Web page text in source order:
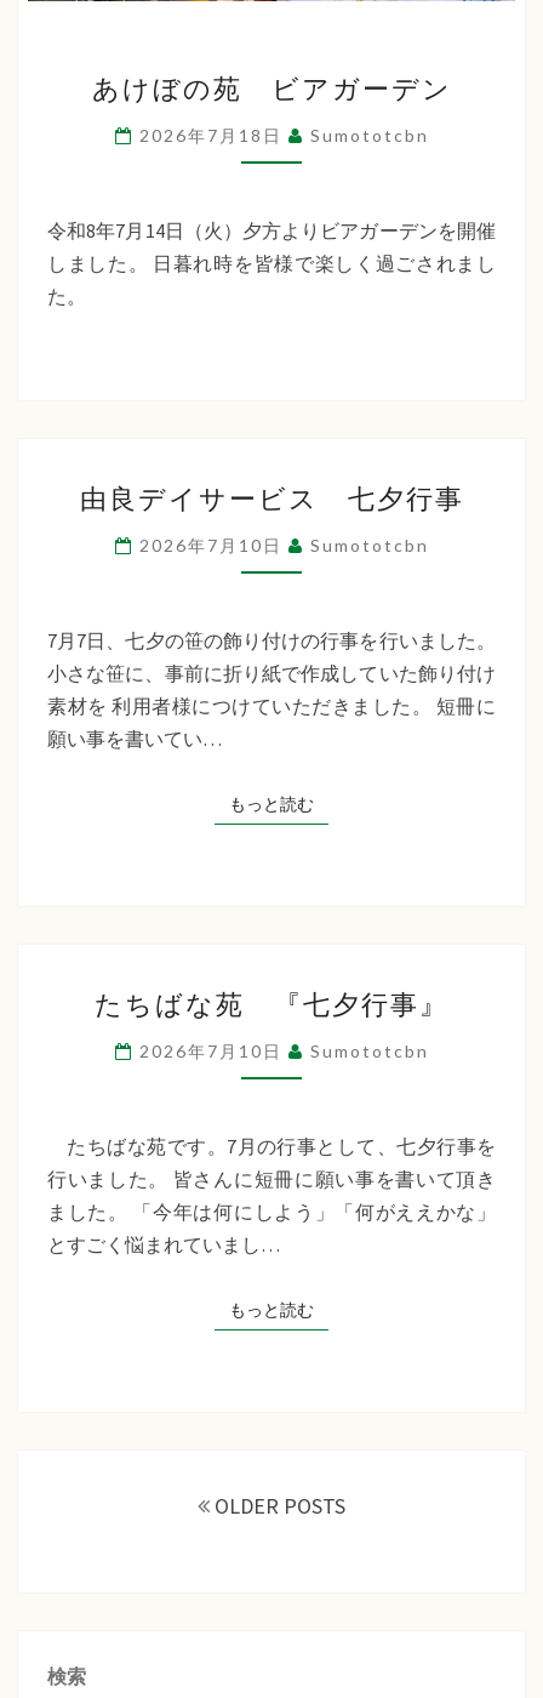
け
ぼ
の
ビ
ア
あけぼの苑 ビアガーデン
2026年7月18日 Sumototcbn
令和8年7月14日（火）夕方よりビアガーデンを開催
しました。 日暮れ時を皆様で楽しく過ごされまし
た。
良
デ
イ
ー
ビ
ス
行
事
由良デイサービス 七夕行事
2026年7月10日 Sumototcbn
7月7日、七夕の笹の飾り付けの行事を行いました。
小さな笹に、事前に折り紙で作成していた飾り付け
素材を 利用者様につけていただきました。 短冊に
願い事を書いてい…
もっと読むもっと読む
ち
ば
な
『七
夕
行
たちばな苑 『七夕行事』
2026年7月10日 Sumototcbn
たちばな苑です。7月の行事として、七夕行事を
行いました。 皆さんに短冊に願い事を書いて頂き
ました。 「今年は何にしよう」「何がええかな」
とすごく悩まれていまし…
もっと読むもっと読む
OLDER POSTS
検索